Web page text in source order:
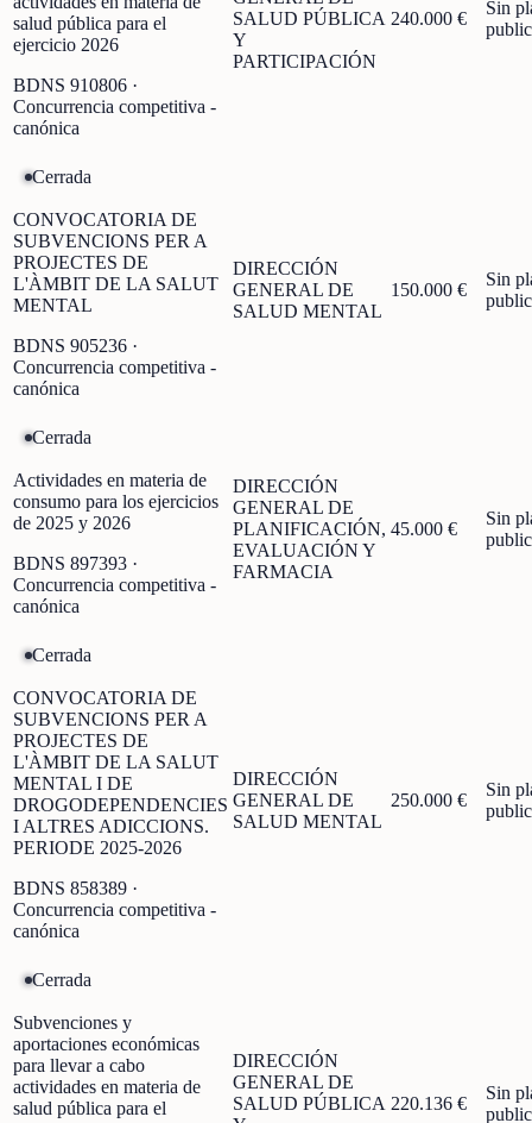
salud pública para el
ejercicio 2026
BDNS 910806 ·
Concurrencia competitiva -
canónica
SALUD PÚBLICA
Y
PARTICIPACIÓN
240.000 €
Sin
Cerrada
CONVOCATORIA DE
SUBVENCIONS PER A
PROJECTES DE
L'ÀMBIT DE LA SALUT
MENTAL
BDNS 905236 ·
Concurrencia competitiva -
canónica
DIRECCIÓN
GENERAL DE
SALUD MENTAL
150.000 €
Sin
Cerrada
Actividades en materia de
consumo para los ejercicios
de 2025 y 2026
BDNS 897393 ·
Concurrencia competitiva -
canónica
DIRECCIÓN
GENERAL DE
PLANIFICACIÓN,
EVALUACIÓN Y
FARMACIA
45.000 €
Sin
Cerrada
CONVOCATORIA DE
SUBVENCIONS PER A
PROJECTES DE
L'ÀMBIT DE LA SALUT
MENTAL I DE
DROGODEPENDENCIES
I ALTRES ADICCIONS.
PERIODE 2025-2026
BDNS 858389 ·
Concurrencia competitiva -
canónica
DIRECCIÓN
GENERAL DE
SALUD MENTAL
250.000 €
Sin
Cerrada
Subvenciones y
aportaciones económicas
para llevar a cabo
actividades en materia de
salud pública para el
DIRECCIÓN
GENERAL DE
SALUD PÚBLICA 220.136 €
Sin